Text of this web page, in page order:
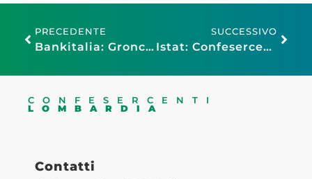
PRECEDENTE
Bankitalia: Gronchi (Confesercenti), condividiamo lettura Panetta, urgente difendere consumi e imprese da shock energetico
SUCCESSIVO
Istat: Confesercenti, bene Pil, ma preoccupano i consumi. L’inflazione torna a svuotare la busta della spesa
CONFESERCENTI
LOMBARDIA
Contatti